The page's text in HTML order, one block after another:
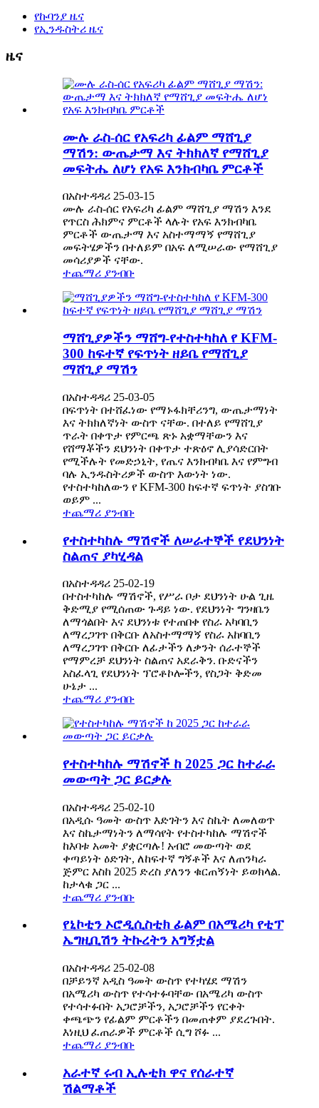
የኩባንያ ዜና
የኢንዱስትሪ ዜና
ዜና
ሙሉ ራስ-ሰር የአፍሪካ ፊልም ማሸጊያ
ማሽን: ውጤታማ እና ትክክለኛ የማሸጊያ
መፍትሔ ለሆነ የአፍ እንክብካቤ ምርቶች
በአስተዳዳሪ 25-03-15
ሙሉ ራስ-ሰር የአፍሪካ ፊልም ማሸጊያ ማሽን እንደ
የጥርስ ሕክምና ምርቶች ላሉት የአፍ እንክብካቤ
ምርቶች ውጤታማ እና አስተማማኝ የማሸጊያ
መፍትሄዎችን በተለይም በአፍ ለሚሠራው የማሸጊያ
መሳሪያዎች ናቸው.
ተጨማሪ ያንብቡ
ማሸጊያዎችን ማሸግ-የተስተካከለ የ KFM-
300 ከፍተኛ የፍጥነት ዘይቤ የማሸጊያ
ማሸጊያ ማሽን
በአስተዳዳሪ 25-03-05
በፍጥነት በተሸፈነው የማኑፋክቸሪንግ, ውጤታማነት
እና ትክክለኛነት ውስጥ ናቸው. በተለይ የማሸጊያ
ጥራት በቀጥታ የምርጫ ጽኑ አቋማቸውን እና
የሸማቾችን ደህንነት በቀጥታ ተጽዕኖ ሊያሳድርበት
የሚችሉት የመድኃኒት, የጤና እንክብካቤ እና የምግብ
ባሉ ኢንዱስትሪዎች ውስጥ እውነት ነው.
የተስተካከለውን የ KFM-300 ከፍተኛ ፍጥነት ያስገቡ
ወይም ...
ተጨማሪ ያንብቡ
የተስተካከሉ ማሽኖች ለሠራተኞች የደህንነት
ስልጠና ያካሂዳል
በአስተዳዳሪ 25-02-19
በተስተካከሉ ማሽኖች, የሥራ ቦታ ደህንነት ሁል ጊዜ
ቅድሚያ የሚሰጠው ጉዳይ ነው. የደህንነት ግንዛቤን
ለማጎልበት እና ደህንነቱ የተጠበቀ የስራ አካባቢን
ለማረጋገጥ በቅርቡ ለአስተማማኝ የስራ አከባቢን
ለማረጋገጥ በቅርቡ ለፊታችን ለቃንት ሰራተኞች
የማምረቻ ደህንነት ስልጠና አደራቅን. ቡድናችን
አስፈላጊ የደህንነት ፕሮቶኮሎችን, የስጋት ቅድመ
ሁኔታ ...
ተጨማሪ ያንብቡ
የተስተካከሉ ማሽኖች ከ 2025 ጋር ከተራራ
መውጣት ጋር ይርቃሉ
በአስተዳዳሪ 25-02-10
በአዲሱ ዓመት ውስጥ እድገትን እና ስኬት ለመለወጥ
እና ስኬታማነትን ለማሳየት የተስተካከሉ ማሽኖች
ከእባቱ አመት ያቋርጣሉ! አብሮ መውጣት ወደ
ቀጣይነት ዕድገት, ለከፍተኛ ግኝቶች እና ለጠንካራ
ጅምር እስከ 2025 ድረስ ያለንን ቁርጠኝነት ይወክላል.
ከታላቁ ጋር ...
ተጨማሪ ያንብቡ
የኒኮቲን ኦሮዲሲስቲክ ፊልም በአሜሪካ የቲፕ
ኤግዚቢሽን ትኩረትን አግኝቷል
በአስተዳዳሪ 25-02-08
በቻይንኛ አዲስ ዓመት ውስጥ የተካሄደ ማሽን
በአሜሪካ ውስጥ የተሳተፉባቸው በአሜሪካ ውስጥ
የተሳተፉበት አጋሮቻችን, አጋሮቻችን የርቀት
ቀጫጭን የፊልም ምርቶችን በመጠቀም ያደረጉበት.
እነዚህ ፈጠራዎች ምርቶች ሲግ ሾፉ ...
ተጨማሪ ያንብቡ
አራተኛ ሩብ ኢሉቲክ ዋና የሰራተኛ
ሽልማቶች